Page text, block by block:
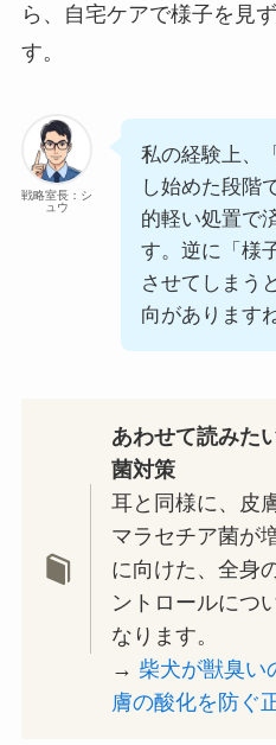
ら、自宅ケアで様子を見
す。
戦略室長：シ
ュウ
私の経験上、
し始めた段階
的軽い処置で
す。逆に「様
させてしまう
向がありますね
あわせて読みた
菌対策
耳と同様に、皮
マラセチア菌が
に向けた、全身
ントロールにつ
なります。
→ 柴犬が獣臭い
膚の酸化を防ぐ